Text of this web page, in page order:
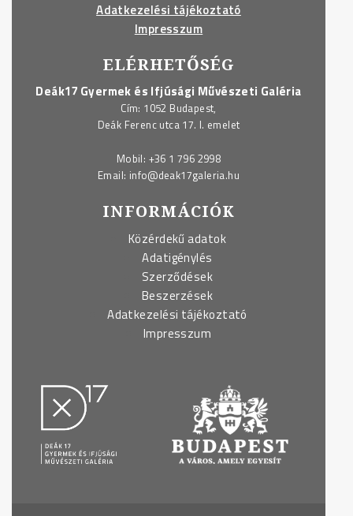
Adatkezelési tájékoztató
Impresszum
ELÉRHETŐSÉG
Deák17 Gyermek és Ifjúsági Művészeti Galéria
Cím: 1052 Budapest,
Deák Ferenc utca 17. I. emelet
Mobil: +36 1 796 2998
Email: info@deak17galeria.hu
INFORMÁCIÓK
Közérdekű adatok
Adatigénylés
Szerződések
Beszerzések
Adatkezelési tájékoztató
Impresszum